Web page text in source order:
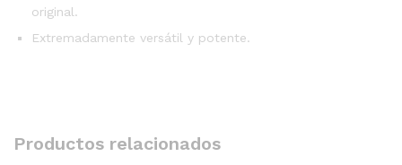
original.
Extremadamente versátil y potente.
Productos relacionados